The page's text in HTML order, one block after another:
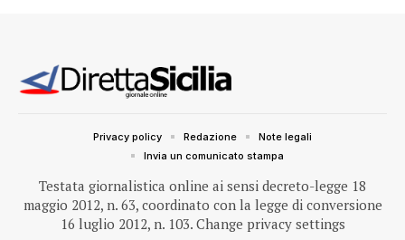
Testata giornalistica online ai sensi decreto-legge 18
maggio 2012, n. 63, coordinato con la legge di conversione
16 luglio 2012, n. 103. Change privacy settings
Privacy policy Redazione
Note legali
Invia un comunicato stampa